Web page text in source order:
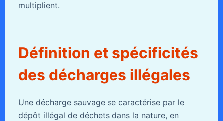
multiplient.
Définition et spécificités
des décharges illégales
Une décharge sauvage se caractérise par le
dépôt illégal de déchets dans la nature, en